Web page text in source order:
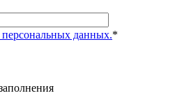
персональных данных.*